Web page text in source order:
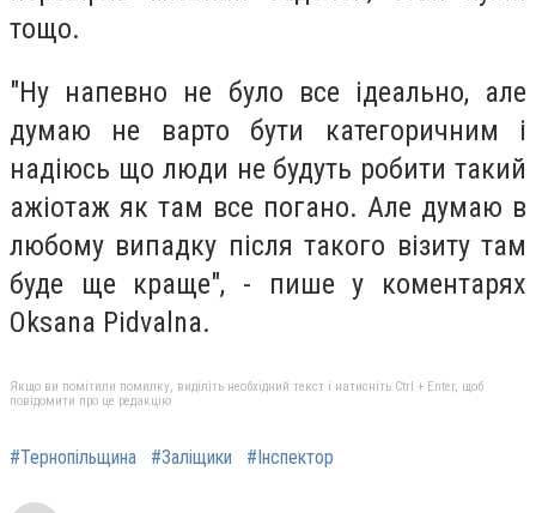
тощо.
"Ну напевно не було все ідеально, але
думаю не варто бути категоричним і
надіюсь що люди не будуть робити такий
ажіотаж як там все погано. Але думаю в
любому випадку після такого візиту там
буде ще краще", - пише у коментарях
Oksana Pidvalna.
Якщо ви помітили помилку, виділіть необхідний текст і натисніть Ctrl + Enter, щоб
повідомити про це редакцію
#Тернопільщина #Заліщики #Інспектор